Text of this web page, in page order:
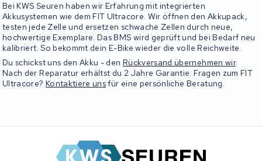
Bei KWS Seuren haben wir Erfahrung mit integrierten
Akkusystemen wie dem FIT Ultracore. Wir öffnen den Akkupack,
testen jede Zelle und ersetzen schwache Zellen durch neue,
hochwertige Exemplare. Das BMS wird geprüft und bei Bedarf neu
kalibriert. So bekommt dein E-Bike wieder die volle Reichweite.
Du schickst uns den Akku - den Rückversand übernehmen wir.
Nach der Reparatur erhältst du 2 Jahre Garantie. Fragen zum FIT
Ultracore? Kontaktiere unsfür eine persönliche Beratung.